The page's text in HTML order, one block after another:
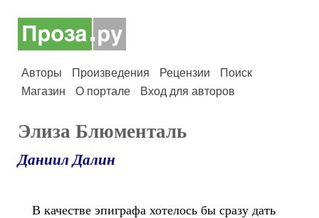
Авторы Произведения Рецензии
Поиск
Магазин
О портале Вход для авторов
Элиза Блюменталь
Даниил Далин
В качестве эпиграфа хотелось бы сразу дать